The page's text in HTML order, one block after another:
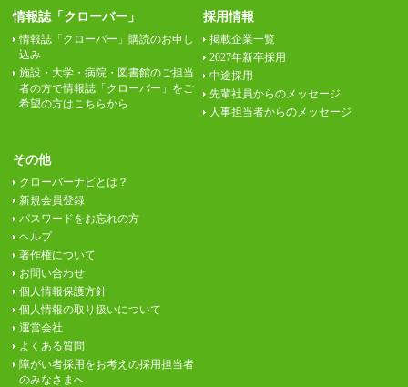
情報誌「クローバー」
情報誌「クローバー」購読のお申し
込み
施設・大学・病院・図書館のご担当
者の方で情報誌「クローバー」をご
希望の方はこちらから
採用情報
掲載企業一覧
2027年新卒採用
中途採用
先輩社員からのメッセージ
人事担当者からのメッセージ
その他
クローバーナビとは？
新規会員登録
パスワードをお忘れの方
ヘルプ
著作権について
お問い合わせ
個人情報保護方針
個人情報の取り扱いについて
運営会社
よくある質問
障がい者採用をお考えの採用担当者
のみなさまへ